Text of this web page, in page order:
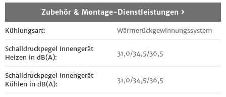
Zubehör & Montage-Dienstleistungen
Kühlungsart: Wärmerückgewinnungssystem
Schalldruckpegel Innengerät
Heizen in dB(A):
31,0/34,5/36,5
Schalldruckpegel Innengerät
Kühlen in dB(A):
31,0/34,5/36,5